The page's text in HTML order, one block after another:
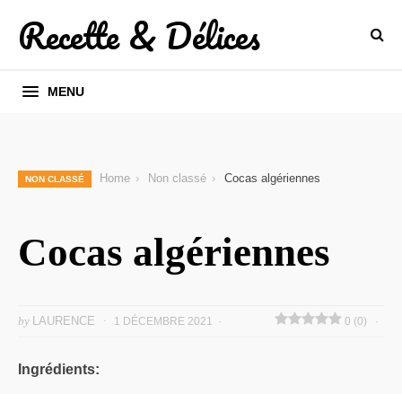
Recette & Délices
MENU
NON CLASSÉ Home Non classé Cocas algériennes
Cocas algériennes
by LAURENCE 1 DÉCEMBRE 2021 0 (0)
Ingrédients: